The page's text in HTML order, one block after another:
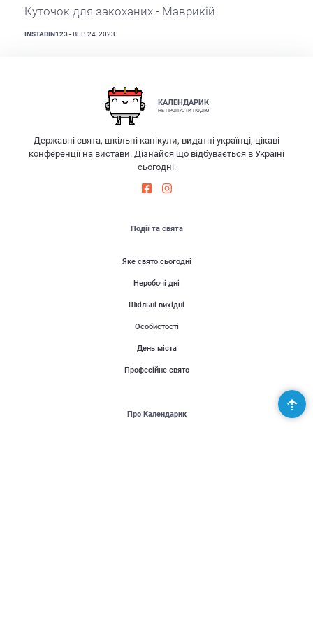
Куточок для закоханих - Маврикій
INSTABIN123 - ВЕР. 24, 2023
КАЛЕНДАРИК
НЕ ПРОПУСТИ ПОДІЮ
Державні свята, шкільні канікули, видатні українці, цікаві
конференції на вистави. Дізнайся що відбувається в Україні
сьогодні.
Події та свята
Яке свято сьогодні
Неробочі дні
Шкільні вихідні
Особистості
День міста
Професійне свято
Про Календарик